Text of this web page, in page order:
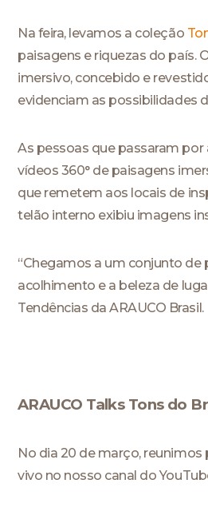
Na feira, levamos a coleção
paisagens e riquezas do país.
imersivo, concebido e
evidenciam as possibilidades
As pessoas que passaram
vídeos 360° de paisagens
que remetem aos locais de
telão interno exibiu imagens
“Chegamos a um conjunto
acolhimento e a beleza de
Tendências da ARAUCO Brasil.
ARAUCO Talks Tons do
No dia 20 de março,
vivo no nosso canal do